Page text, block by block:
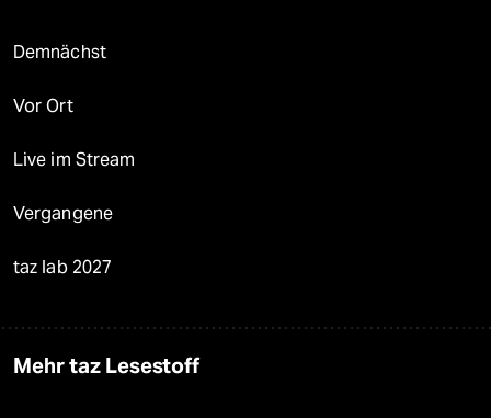
Demnächst
Vor Ort
Live im Stream
Vergangene
taz lab 2027
Mehr taz Lesestoff